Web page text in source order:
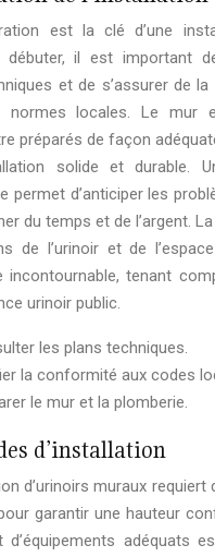
est la clé d’une
débuter, il est important
et de s’assurer de
normes locales. Le mur
préparés de façon
solide et durable.
permet d’anticiper les
du temps et de l’argent.
de l’urinoir et de
incontournable, tenant
urinoir public.
les plans techniques.
la conformité aux codes
le mur et la plomberie.
d’installation
d’urinoirs muraux
garantir une hauteur
d’équipements adéquats